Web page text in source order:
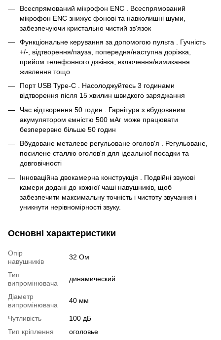
Всеспрямований мікрофон ENC . Всеспрямований
мікрофон ENC знижує фонові та навколишні шуми,
забезпечуючи кристально чистий зв'язок
Функціональне керування за допомогою пульта . Гучність
+/-, відтворення/пауза, попередня/наступна доріжка,
прийом телефонного дзвінка, включення/вимикання
живлення тощо
Порт USB Type-C . Насолоджуйтесь 3 годинами
відтворення після 15 хвилин швидкого заряджання
Час відтворення 50 годин . Гарнітура з вбудованим
акумулятором ємністю 500 мАг може працювати
безперервно більше 50 годин
Вбудоване металеве регульоване оголов'я . Регульоване,
посилене сталлю оголов'я для ідеальної посадки та
довговічності
Інноваційна двокамерна конструкція . Подвійні звукові
камери додані до кожної чаші навушників, щоб
забезпечити максимальну точність і чистоту звучання і
уникнути нерівномірності звуку.
Основні характеристики
Опір
навушників
32 Ом
Тип
випромінювача
динамический
Діаметр
випромінювача
40 мм
Чутливість
100 дБ
Тип кріплення
оголовье